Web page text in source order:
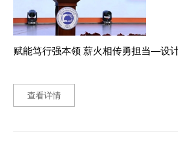
查看详情